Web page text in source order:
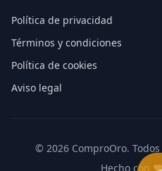
Política de privacidad
Términos y condiciones
Política de cookies
Aviso legal
© 2026 ComproOro.
Hecho con